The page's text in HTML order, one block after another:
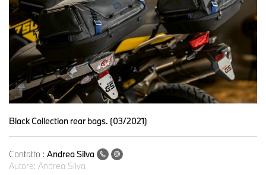
Black Collection rear bags. (03/2021)
Contatto : Andrea Silva
Autore: Andrea Silva